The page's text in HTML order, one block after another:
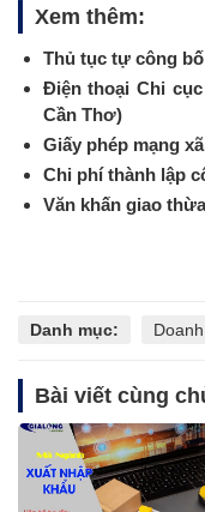
Xem thêm:
Thủ tục tự công
Điện thoại Chi
Cần Thơ)
Giấy phép mạng
Chi phí thành lập
Văn khấn giao
Danh mục:
Bài viết cùng